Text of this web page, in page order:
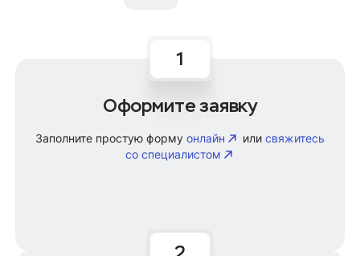
Оформите заявку
Заполните простую форму онлайн или свяжитесь
со специалистом